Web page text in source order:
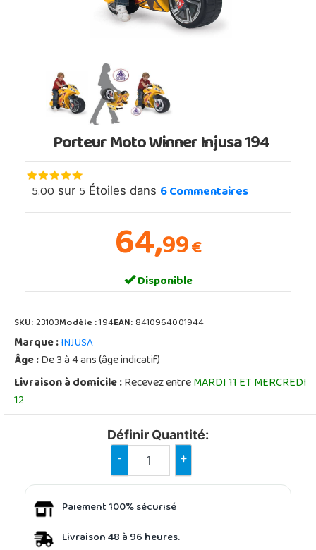
Porteur Moto Winner Injusa 194
5.00 sur 5 Étoiles dans 6Commentaires
64,99€
Disponible
SKU:23103Modèle :194EAN:8410964001944
Marque :INJUSA
Âge :De 3 à 4 ans (âge indicatif)
Livraison à domicile :Recevez entreMARDI 11 ET MERCREDI
12
Définir Quantité:
- +
Paiement 100% sécurisé
Livraison 48 à 96 heures.